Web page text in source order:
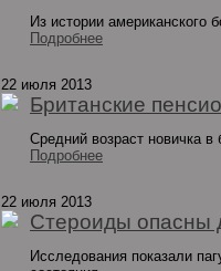
Из истории американского
Подробнее
22 июля 2013
Британские
Средний возраст новичка в
Подробнее
22 июля 2013
Стероиды опасны
Исследования показали